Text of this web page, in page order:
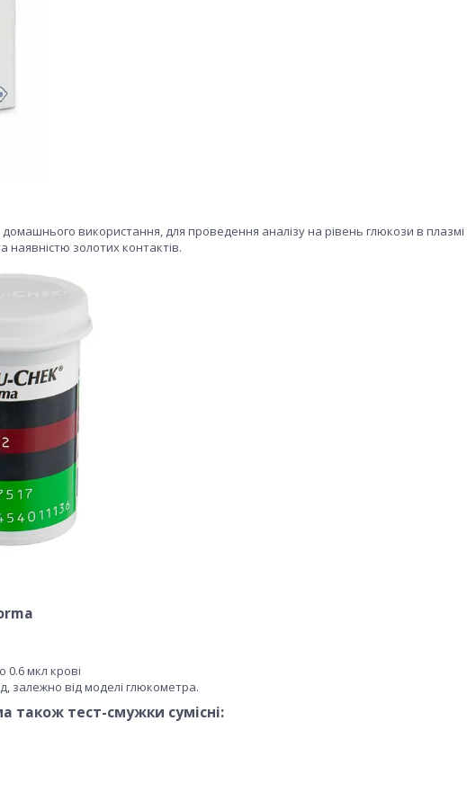
використання, для проведення аналізу на рівень глюкози в плазмі
наявністю золотих контактів.
0.6 мкл крові
залежно від моделі глюкометра.
тест-смужки сумісні: